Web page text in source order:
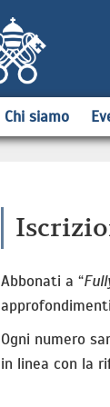
Chi siamo
Abbonati a “
Ogni numero
in linea con la